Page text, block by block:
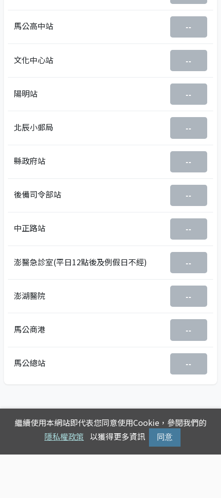
馬公高中站 --
文化中心站 --
陽明站 --
北辰小郵局 --
縣政府站 --
後備司令部站 --
中正路站 --
澎醫急診室(平日12點後及例假日不經) --
澎湖醫院 --
馬公商港 --
馬公總站 --
繼續使用本網站即代表您同意使用Cookie，參閱我們的
隱私權政策 以獲得更多資訊 同意